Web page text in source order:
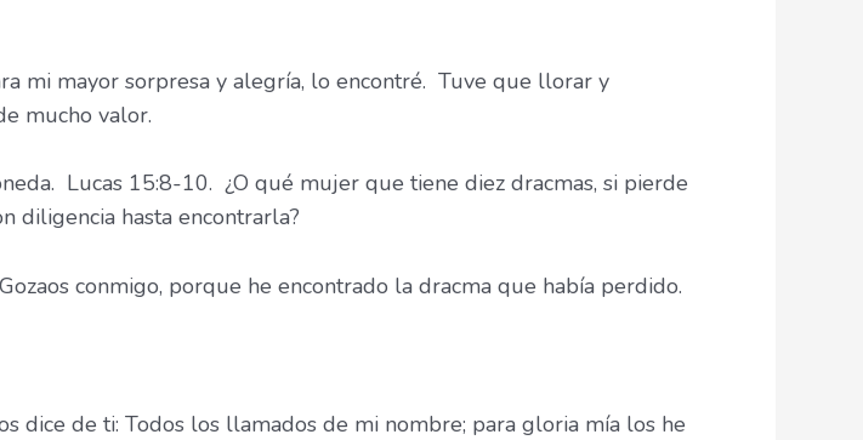
mi mayor sorpresa y alegría, lo encontré. Tuve que llorar y
mucho valor.
Lucas 15:8-10. ¿O qué mujer que tiene diez dracmas, si pierde
diligencia hasta encontrarla?
conmigo, porque he encontrado la dracma que había perdido.
dice de ti: Todos los llamados de mi nombre; para gloria mía los he